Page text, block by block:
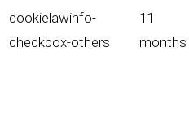
cookielawinfo-
checkbox-others
11
months